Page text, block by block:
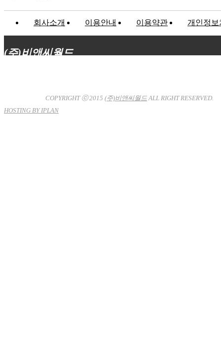
회사소개 이용안내 이용약관 개인정보
(주)비앤씨월드
COPYRIGHT ⓒ 2015 (주)비앤씨월드ALL RIGHT RESERVED.
HOSTING BY IPLAN